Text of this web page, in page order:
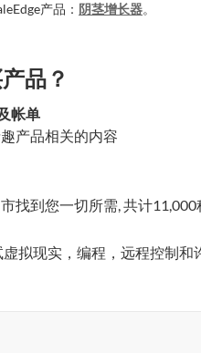
产品： 阴茎增长器。
品？
帐单
产品相关的内容
找到您一切所需, 共计11,000
拟现实，编程，远程控制